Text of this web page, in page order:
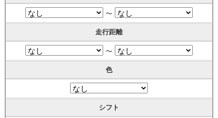
〜
走行距離
〜
色
シフト